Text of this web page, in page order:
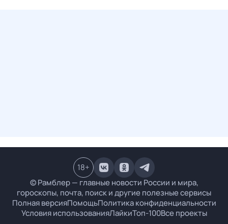
© Рамблер — главные новости России и мира,
гороскопы, почта, поиск и другие полезные сервисы
Полная версияПомощьПолитика конфиденциальности
Условия использованияЛайкиТоп-100Все проекты
18+